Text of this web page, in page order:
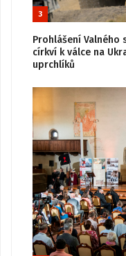
3
Prohlášení Valného
církví k válce na
uprchlíků